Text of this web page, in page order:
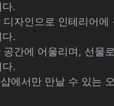
다.
디자인으로 인테리어에
다.
공간에 어울리며, 선물
다.
에서만 만날 수 있는